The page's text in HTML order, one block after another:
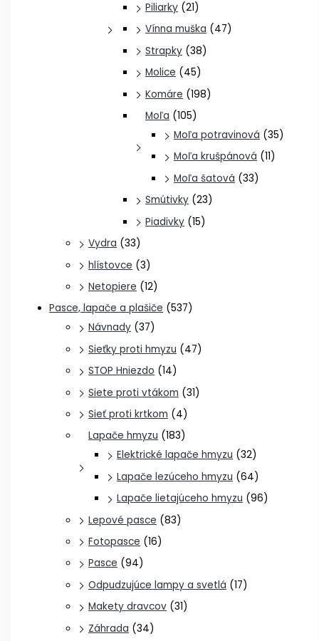
Piliarky (21)
Vínna muška (47)
Strapky (38)
Molice (45)
Komáre (198)
Moľa (105)
Moľa potravinová (35)
Moľa krušpánová (11)
Moľa šatová (33)
Smútivky (23)
Piadivky (15)
Vydra (33)
hlístovce (3)
Netopiere (12)
Pasce, lapače a plašiče (537)
Návnady (37)
Sieťky proti hmyzu (47)
STOP Hniezdo (14)
Siete proti vtákom (31)
Sieť proti krtkom (4)
Lapače hmyzu (183)
Elektrické lapače hmyzu (32)
Lapače lezúceho hmyzu (64)
Lapače lietajúceho hmyzu (96)
Lepové pasce (83)
Fotopasce (16)
Pasce (94)
Odpudzujúce lampy a svetlá (17)
Makety dravcov (31)
Záhrada (34)